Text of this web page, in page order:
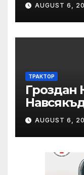
„Калето
AUGUST 6,
ТРАКТОР
Гроздан
в
има
контрол
AUGUST 6,